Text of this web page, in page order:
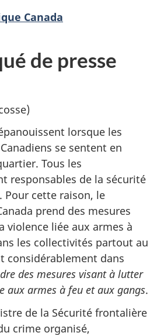
Canada
de presse
lorsque les
se sentent en
Tous les
responsables de la sécurité
Pour cette raison, le
prend des mesures
violence liée aux armes à
les collectivités partout au
considérablement dans
des mesures visant à lutter
aux armes à feu et aux gangs.
de la Sécurité frontalière
crime organisé,